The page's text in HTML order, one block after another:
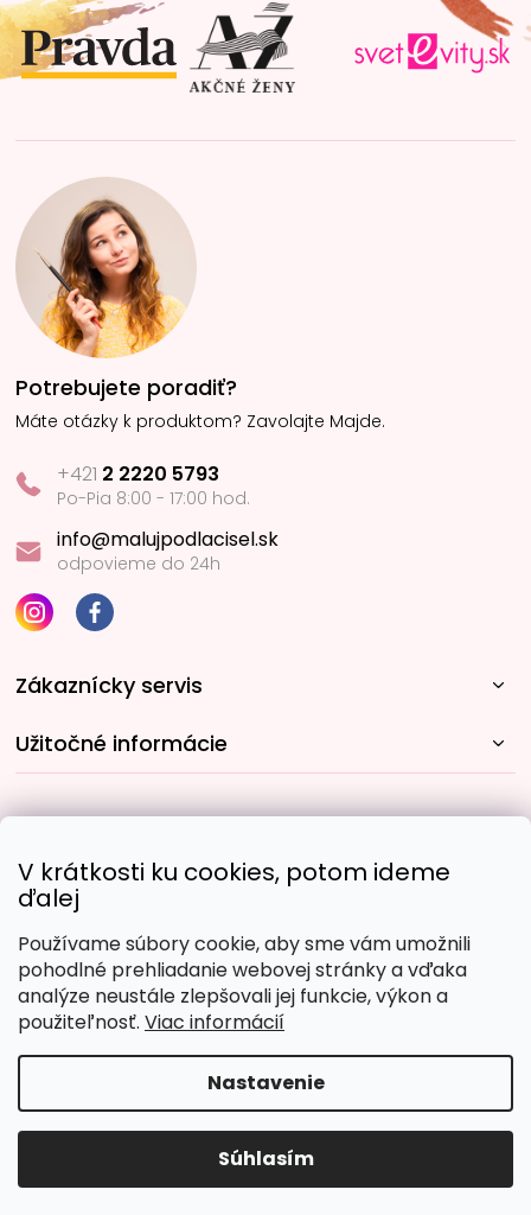
V krátkosti ku cookies, potom ideme
ďalej
Používame súbory cookie, aby sme vám umožnili
pohodlné prehliadanie webovej stránky a vďaka
analýze neustále zlepšovali jej funkcie, výkon a
použiteľnosť. Viac informácií
Nastavenie
Súhlasím
t
i
e
Potrebujete poradiť?
Máte otázky k produktom? Zavolajte Majde.
+421 2 2220 5793
Po-Pia 8:00 - 17:00 hod.
info@malujpodlacisel.sk
odpovieme do 24h
Zákaznícky servis
Užitočné informácie
Obľúbené spôsoby platby:
Copyright 2026Malujpodlacisel.sk. Všetky práva
vyhradené.Upraviť nastavenie cookies